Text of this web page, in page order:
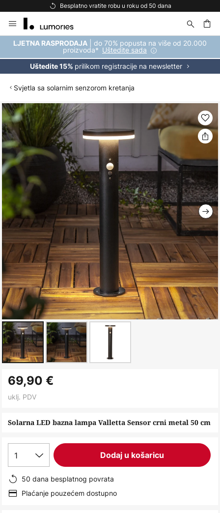
Besplatno vratite robu u roku od 50 dana
to
Content
LJETNA RASPRODAJA | do 70% popusta na više od 20.000
proizvoda* Uštedite sada
Uštedite 15% prilikom registracije na newsletter
Svjetla sa solarnim senzorom kretanja
Skip
to
the
end
of
the
images
gallery
to
the
of
images
gallery
Solarna LED bazna lampa Valletta Sensor crni metal 50 cm
69,90 €
uklj. PDV
1 Dodaj u košaricu
50 dana besplatnog povrata
Plaćanje pouzećem dostupno